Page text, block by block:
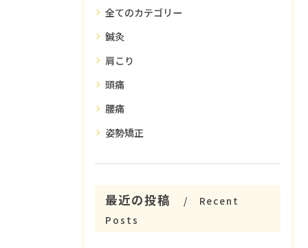
全てのカテゴリー
鍼灸
肩こり
頭痛
腰痛
姿勢矯正
最近の投稿
Recent
Posts